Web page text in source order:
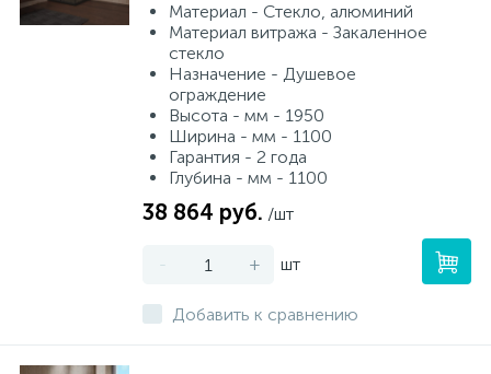
Материал - Стекло, алюминий
Материал витража - Закаленное
стекло
Назначение - Душевое
ограждение
Высота - мм - 1950
Ширина - мм - 1100
Гарантия - 2 года
Глубина - мм - 1100
38 864 руб. /шт
- + шт
Добавить к сравнению